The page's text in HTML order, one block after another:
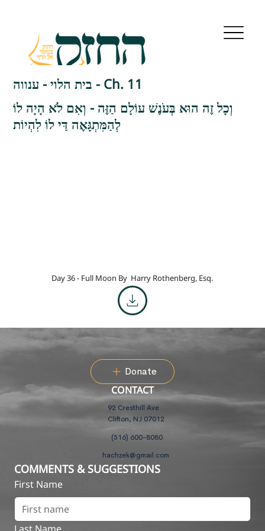
בית הלוי - ענווה - Ch. 11
וְכָל זֶה הוּא בְּעֹנֶשׁ עוֹלָם הַזֶּה - וְאִם לֹא הָיָה לוֹ
לְהַמִּתְגָּאֶה דַּי לוֹ לִהְיוֹת
Day 36 - Full Moon By Harry Rothenberg, Esq.
Donate
CONTACT
92 Cresthill Ave
Clifton, NJ 07012
(516) 600-8080
hachzek@gmail.com
COMMENTS & SUGGESTIONS
First Name